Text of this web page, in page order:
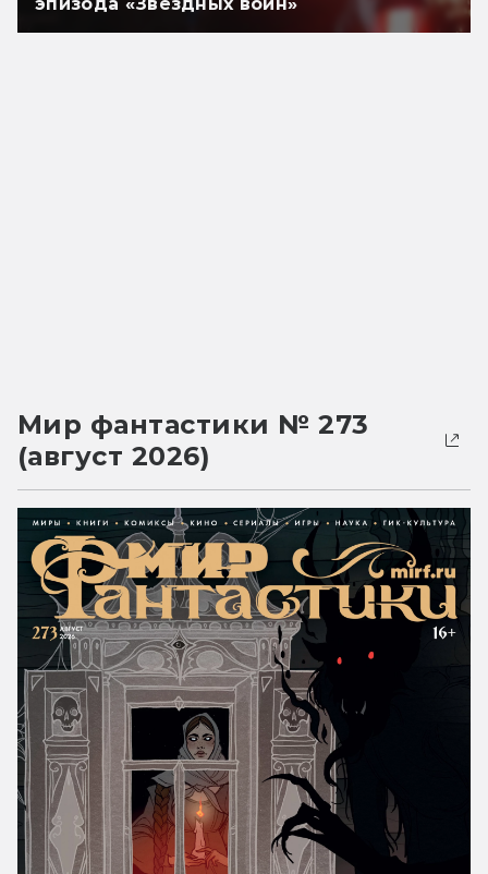
Мир фантастики № 273
(август 2026)